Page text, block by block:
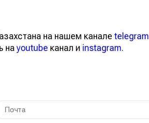
на нашем канале telegram
наyoutube канал и instagram.